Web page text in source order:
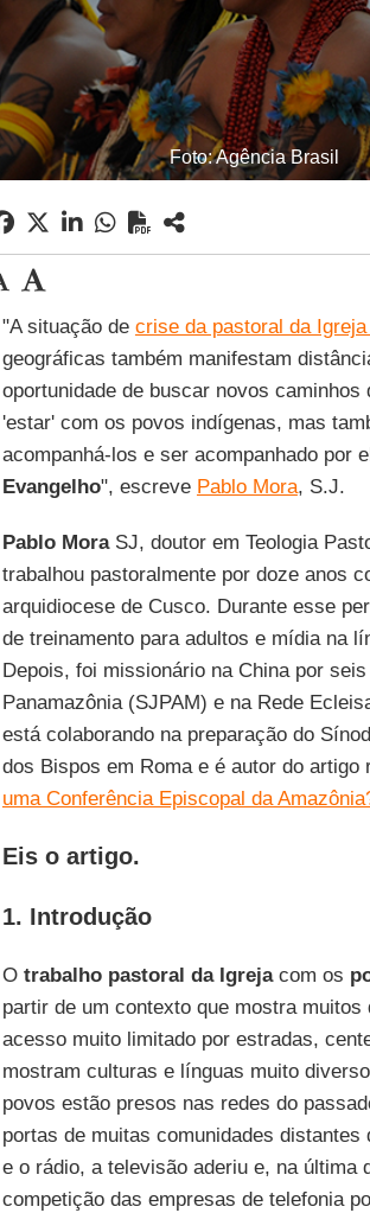
Foto: Agência Brasil
"A situação de crise da pastoral da
geográficas também manifestam
oportunidade de buscar novos
'estar' com os povos indígenas, mas
acompanhá-los e ser acompanhado por
Evangelho", escreve Pablo Mora, S.J.
Pablo MoraSJ, doutor em Teologia
trabalhou pastoralmente por doze anos
arquidiocese de Cusco. Durante esse
de treinamento para adultos e mídia na
Depois, foi missionário na China por
Panamazônia (SJPAM) e na Rede
está colaborando na preparação do
dos Bispos em Roma e é autor do artigo
uma Conferência Episcopal da
Eis o artigo.
1. Introdução
O trabalho pastoral da Igrejacom os
partir de um contexto que mostra
acesso muito limitado por estradas,
mostram culturas e línguas muito
povos estão presos nas redes do
portas de muitas comunidades
e o rádio, a televisão aderiu e, na última
competição das empresas de telefonia